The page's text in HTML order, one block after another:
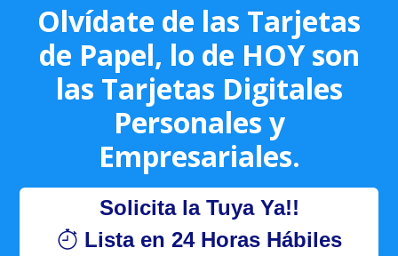
Olvídate de las Tarjetas
de Papel, lo de HOY son
las Tarjetas Digitales
Personales y
Empresariales.
Solicita la Tuya Ya!!
Lista en 24 Horas Hábiles